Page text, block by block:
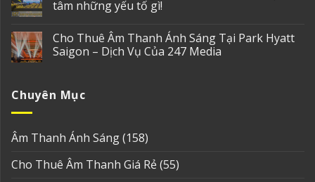
tâm những yếu tố gì!
Cho Thuê Âm Thanh Ánh Sáng Tại Park Hyatt
Saigon – Dịch Vụ Của 247 Media
Chuyên Mục
Âm Thanh Ánh Sáng(158)
Cho Thuê Âm Thanh Giá Rẻ(55)